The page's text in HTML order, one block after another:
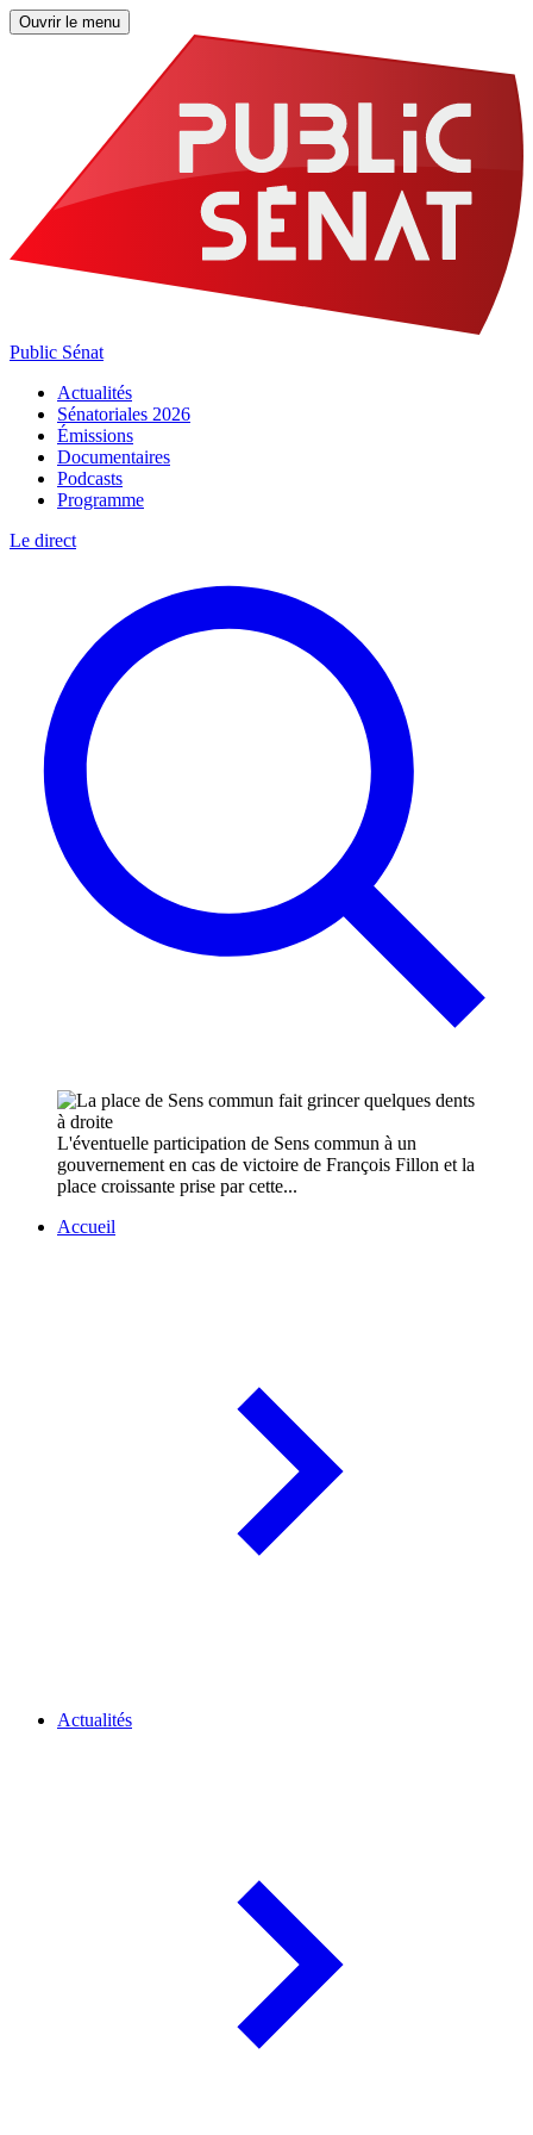
Ouvrir le menu
Public Sénat
Actualités
Sénatoriales 2026
Émissions
Documentaires
Podcasts
Programme
Le direct
L'éventuelle participation de Sens commun à un
gouvernement en cas de victoire de François Fillon et la
place croissante prise par cette...
Accueil
Actualités